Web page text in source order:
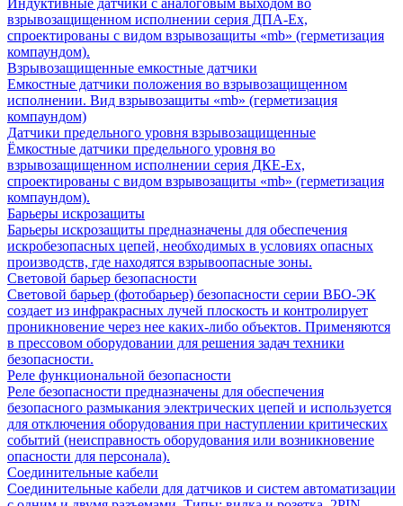
Индуктивные датчики с аналоговым выходом во
взрывозащищенном исполнении серия ДПА-Ех,
спроектированы с видом взрывозащиты «mb» (герметизация
компаундом).
Взрывозащищенные емкостные датчики
Емкостные датчики положения во взрывозащищенном
исполнении. Вид взрывозащиты «mb» (герметизация
компаундом)
Датчики предельного уровня взрывозащищенные
Ёмкостные датчики предельного уровня во
взрывозащищенном исполнении серия ДКЕ-Ех,
спроектированы с видом взрывозащиты «mb» (герметизация
компаундом).
Барьеры искрозащиты
Барьеры искрозащиты предназначены для обеспечения
искробезопасных цепей, необходимых в условиях опасных
производств, где находятся взрывоопасные зоны.
Световой барьер безопасности
Световой барьер (фотобарьер) безопасности серии ВБО-ЭК
создает из инфракрасных лучей плоскость и контролирует
проникновение через нее каких-либо объектов. Применяются
в прессовом оборудовании для решения задач техники
безопасности.
Реле функциональной безопасности
Реле безопасности предназначены для обеспечения
безопасного размыкания электрических цепей и используется
для отключения оборудования при наступлении критических
событий (неисправность оборудования или возникновение
опасности для персонала).
Соединительные кабели
Соединительные кабели для датчиков и систем автоматизации